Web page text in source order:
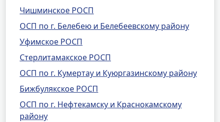
Чишминское РОСП
ОСП по г. Белебею и Белебеевскому району
Уфимское РОСП
Стерлитамакское РОСП
ОСП по г. Кумертау и Куюргазинскому району
Бижбулякское РОСП
ОСП по г. Нефтекамску и Краснокамскому
району